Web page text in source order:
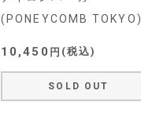
(PONEYCOMB TOKYO)
10,450 税込
SOLD OUT